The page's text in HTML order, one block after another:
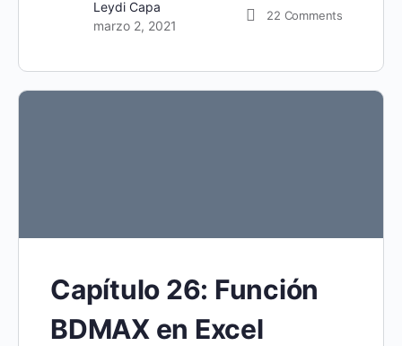
Leydi Capa
marzo 2, 2021
22 Comments
Capítulo 26: Función
BDMAX en Excel